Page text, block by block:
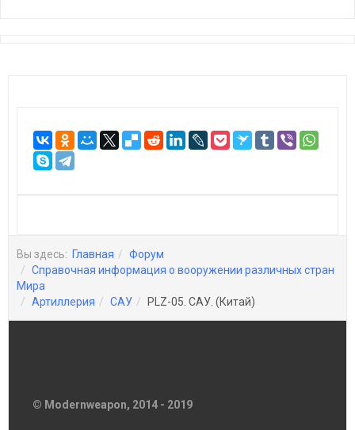
Вы здесь: Главная
Форум
Справочная информация о вооружении различных стран
Мира
Артиллерия
САУ PLZ-05. САУ. (Китай)
© Modernweapon, 2014 - 2019